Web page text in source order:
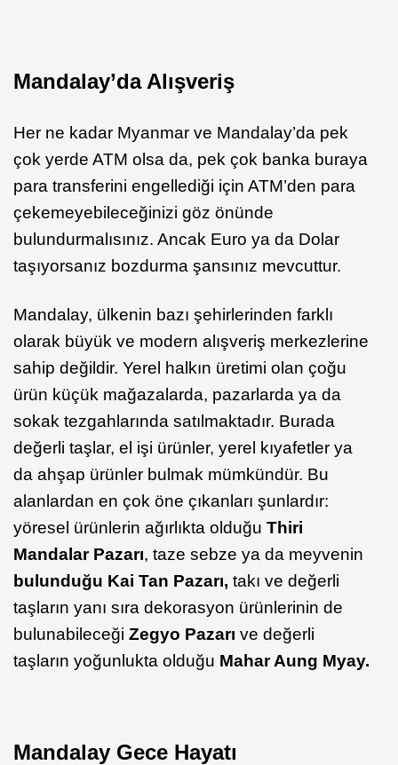
Mandalay’da Alışveriş
Her ne kadar Myanmar ve Mandalay’da pek
çok yerde ATM olsa da, pek çok banka buraya
para transferini engellediği için ATM’den para
çekemeyebileceğinizi göz önünde
bulundurmalısınız. Ancak Euro ya da Dolar
taşıyorsanız bozdurma şansınız mevcuttur.
Mandalay, ülkenin bazı şehirlerinden farklı
olarak büyük ve modern alışveriş merkezlerine
sahip değildir. Yerel halkın üretimi olan çoğu
ürün küçük mağazalarda, pazarlarda ya da
sokak tezgahlarında satılmaktadır. Burada
değerli taşlar, el işi ürünler, yerel kıyafetler ya
da ahşap ürünler bulmak mümkündür. Bu
alanlardan en çok öne çıkanları şunlardır:
yöresel ürünlerin ağırlıkta olduğu Thiri
Mandalar Pazarı, taze sebze ya da meyvenin
bulunduğu Kai Tan Pazarı, takı ve değerli
taşların yanı sıra dekorasyon ürünlerinin de
bulunabileceği Zegyo Pazarı ve değerli
taşların yoğunlukta olduğu MaharAung Myay.
Mandalay Gece Hayatı